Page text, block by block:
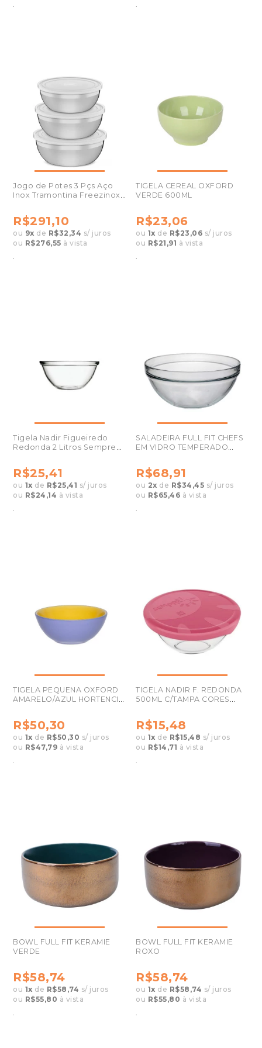
. .
Jogo de Potes 3 Pçs Aço
Inox Tramontina Freezinox
R$291,10
ou 9x de R$32,34 s/ juros
ou R$276,55 à vista
.
TIGELA CEREAL OXFORD
VERDE 600ML
R$23,06
ou 1x de R$23,06 s/ juros
ou R$21,91 à vista
.
Tigela Nadir Figueiredo
Redonda 2 Litros Sempre
R$25,41
ou 1x de R$25,41 s/ juros
ou R$24,14 à vista
.
SALADEIRA FULL FIT CHEFS
EM VIDRO TEMPERADO
R$68,91
ou 2x de R$34,45 s/ juros
ou R$65,46 à vista
.
TIGELA PEQUENA OXFORD
AMARELO/AZUL HORTENCIA
R$50,30
ou 1x de R$50,30 s/ juros
ou R$47,79 à vista
.
TIGELA NADIR F. REDONDA
500ML C/TAMPA CORES
R$15,48
ou 1x de R$15,48 s/ juros
ou R$14,71 à vista
.
BOWL FULL FIT KERAMIE
VERDE
R$58,74
ou 1x de R$58,74 s/ juros
ou R$55,80 à vista
.
BOWL FULL FIT KERAMIE
ROXO
R$58,74
ou 1x de R$58,74 s/ juros
ou R$55,80 à vista
.